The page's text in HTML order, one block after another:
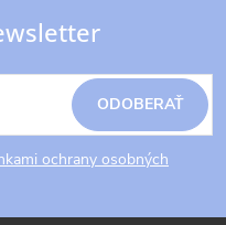
ochrany osobných
ODOBERAŤ